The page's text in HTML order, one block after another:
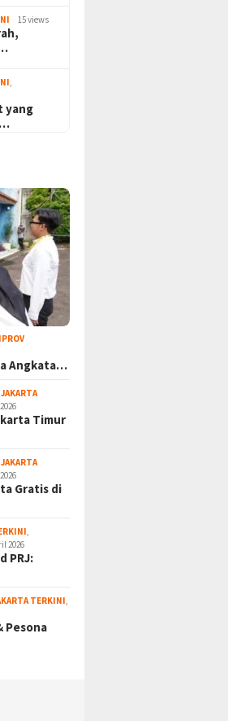
15 views
yang
…
Angkata…
,JAKARTA
Timur
,JAKARTA
Gratis di
2026
PRJ:
TERKINI
Pesona